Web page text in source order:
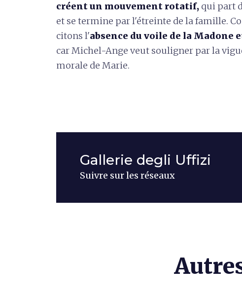
créent un mouvement rotatif, qui part
et se termine par l'étreinte de la famille.
citons l'absence du voile de la Madone
car Michel-Ange veut souligner par la
morale de Marie.
Gallerie degli Uffizi
Suivre sur les réseaux